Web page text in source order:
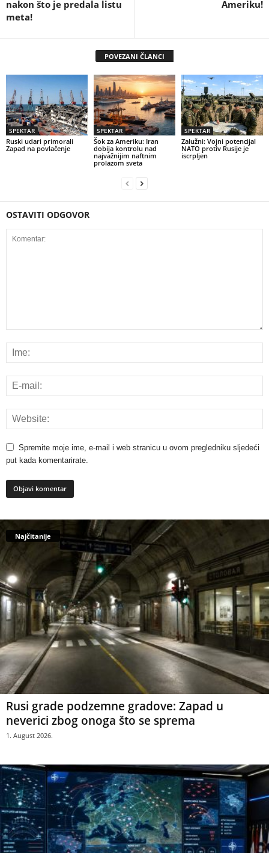
nakon što je predala listu
meta!
Ameriku!
POVEZANI ČLANCI
SPEKTAR
Ruski udari primorali
Zapad na povlačenje
SPEKTAR
Šok za Ameriku: Iran
dobija kontrolu nad
najvažnijim naftnim
prolazom sveta
SPEKTAR
Zalužni: Vojni potencijal
NATO protiv Rusije je
iscrpljen
OSTAVITI ODGOVOR
Spremite moje ime, e-mail i web stranicu u ovom pregledniku sljedeći
put kada komentarirate.
Najčitanije
Rusi grade podzemne gradove: Zapad u
neverici zbog onoga što se sprema
1. August 2026.